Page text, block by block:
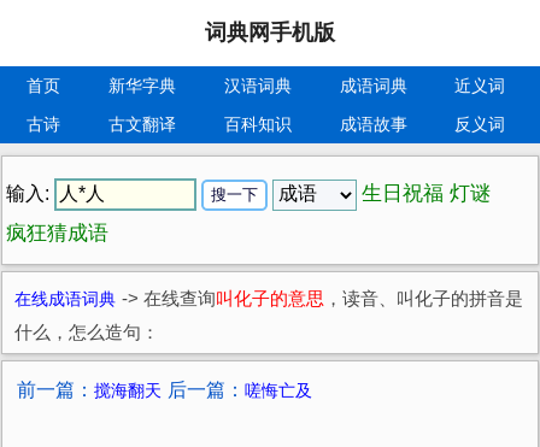
词典网手机版
首页 新华字典 汉语词典 成语词典
近义词
古诗
古文翻译 百科知识 成语故事 反义词
输入: 生日祝福 灯谜
疯狂猜成语
在线成语词典 -> 在线查询叫化子的意思 ，读音、叫化子的拼音是
什么，怎么造句：
前一篇： 搅海翻天 后一篇： 嗟悔亡及